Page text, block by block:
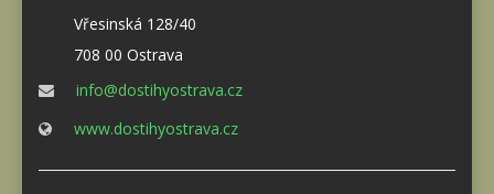
Vřesinská 128/40
708 00 Ostrava
info@dostihyostrava.cz
www.dostihyostrava.cz